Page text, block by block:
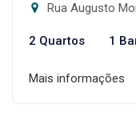
Rua Augusto
2 Quartos 1
Mais informações